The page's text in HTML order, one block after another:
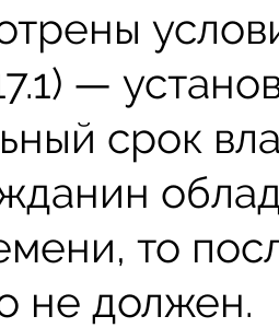
—
срок
то
не должен.